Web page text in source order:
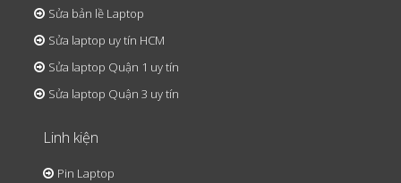
Sửa bản lề Laptop
Sửa laptop uy tín HCM
Sửa laptop Quận 1 uy tín
Sửa laptop Quận 3 uy tín
Linh kiện
Pin Laptop